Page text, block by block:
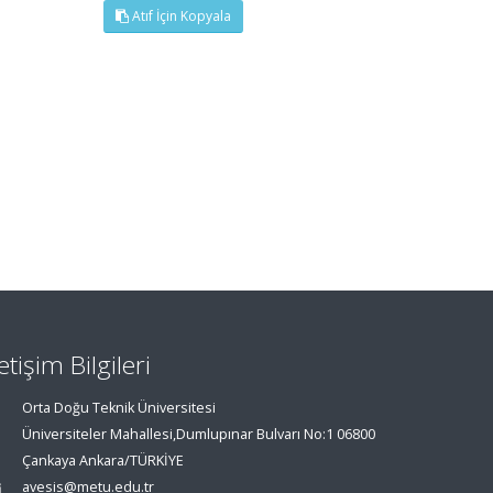
Atıf İçin Kopyala
Bilgileri
Orta Doğu Teknik Üniversitesi
Üniversiteler Mahallesi,Dumlupınar Bulvarı No:1 06800
Çankaya Ankara/TÜRKİYE
avesis@metu.edu.tr